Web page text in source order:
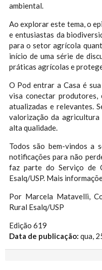
ambiental.
Ao explorar este tema, o
e entusiastas da
para o setor agrícola
início de uma série de
práticas agrícolas e
O Pod entrar a Casa é
visa conectar
atualizadas e relevantes.
valorização da
alta qualidade.
Todos são bem-vindos a
notificações para não
faz parte do Serviço de
Esalq/USP. Mais
Por Marcela Matavelli,
Rural Esalq/USP
Edição 619
Data de publicação: qua,